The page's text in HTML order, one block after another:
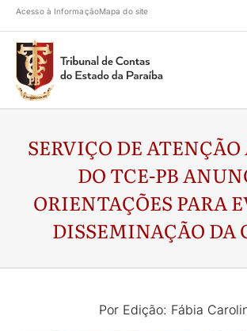
Acesso à InformaçãoMapa do site
SERVIÇO DE ATENÇÃO
DO TCE-PB
ORIENTAÇÕES PARA
DISSEMINAÇÃO DA
Por Edição: Fábia